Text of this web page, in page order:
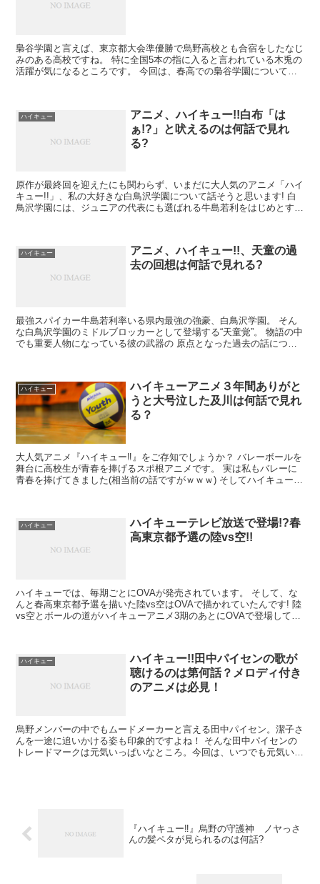
梟谷学園と言えば、東京都大会準優勝で烏野高校とも合宿をしたなじ
みのある高校ですね。 特に全国5本の指に入ると言われている木兎の
活躍が気になるところです。 今回は、春高での梟谷学園について紹
ハイキュー
アニメ、ハイキュー!!白布「は
ぁ!?」と吠えるのは何話で見れ
る?
原作が最終回を迎えたにも関わらず、いまだに大人気のアニメ「ハイ
キュー!!」、私の大好きな白鳥沢学園について話そうと思います! 白
鳥沢学園には、ジュニアの代表にも選ばれる牛島若利をはじめとする
ハイキュー
アニメ、ハイキュー!!、天童の過
去の回想は何話で見れる?
最強スパイカー牛島若利率いる県内最強の強豪、白鳥沢学園。 そん
な白鳥沢学園のミドルブロッカーとして登場する“天童覚”。 物語の中
でも重要人物になっている彼の武器の 原点となった過去の話につい
ハイキュー
ハイキューアニメ３年間ありがと
うと大号泣した及川は何話で見れ
る？
大人気アニメ『ハイキュー‼』をご存知でしょうか？ バレーボールを
舞台に高校生が青春を捧げるスポ根アニメです。 実は私もバレーに
青春を捧げてきました(相当前の話ですがｗｗｗ) そしてハイキュー‼
ハイキュー
ハイキューテレビ放送で登場!?春
高東京都予選の陸vs空!!
ハイキューでは、毎期ごとにOVAが発売されています。 そして、な
んと春高東京都予選を描いた陸vs空はOVAで描かれていたんです! 陸
vs空とボールの道がハイキューアニメ3期のあとにOVAで登場してい
ハイキュー
ハイキュー!!田中パイセンの歌が
聴けるのは第何話？メロディ付き
のアニメは必見！
烏野メンバーの中でもムードメーカーと言える田中パイセン。潔子さ
んを一途に追いかける姿も印象的ですよね！ そんな田中パイセンの
トレードマークは元気いっぱいなところ。今回は、いつでも元気いっ
『ハイキュー‼』烏野の守護神 ノヤっさ
んの髪ペタが見られるのは何話?